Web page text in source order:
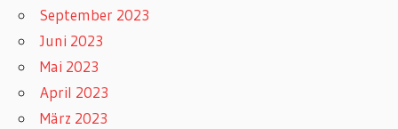
September 2023
Juni 2023
Mai 2023
April 2023
März 2023